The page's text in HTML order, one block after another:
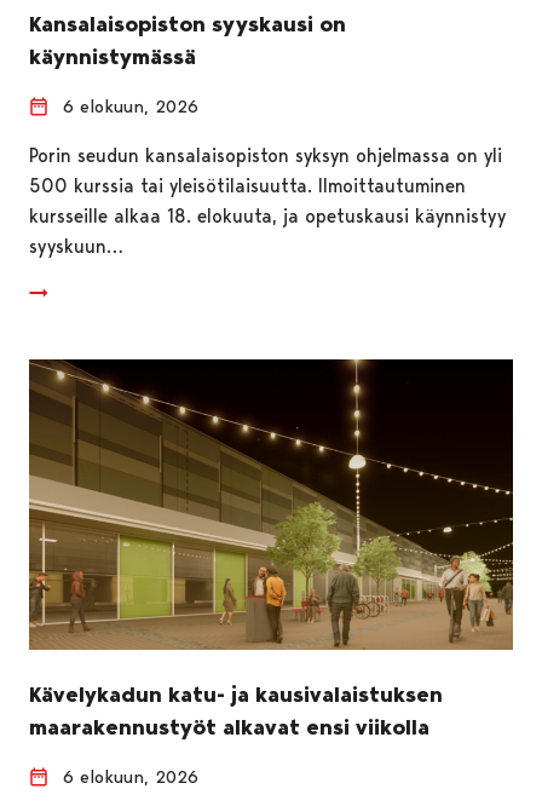
Kansalaisopiston syyskausi on
käynnistymässä
6 elokuun, 2026
Porin seudun kansalaisopiston syksyn ohjelmassa on yli
500 kurssia tai yleisötilaisuutta. Ilmoittautuminen
kursseille alkaa 18. elokuuta, ja opetuskausi käynnistyy
syyskuun…
Kävelykadun katu- ja kausivalaistuksen
maarakennustyöt alkavat ensi viikolla
6 elokuun, 2026